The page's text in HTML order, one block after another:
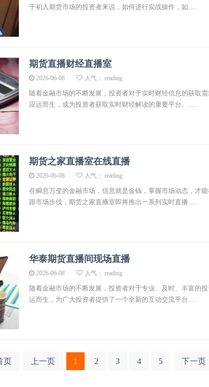
于初入期货市场的投资者来说，如何进行实战操作，如......
期货直播财经直播室
2026-06-08 人气： reading
随着金融市场的不断发展，投资者对于实时财经信息的获取
应运而生，成为投资者获取实时财经解读的重要平台。......
期货之家直播室在线直播
2026-06-08 人气： reading
在瞬息万变的金融市场，信息就是金钱，掌握市场动态，才
跟市场步伐，期货之家直播室即将推出一系列实时直播......
华泰期货直播间现场直播
2026-06-08 人气： reading
随着金融市场的不断发展，投资者对于专业、及时、丰富的
运而生，为广大投资者提供了一个全新的互动交流平台......
页 上一页 1 2 3 4 5 下一页